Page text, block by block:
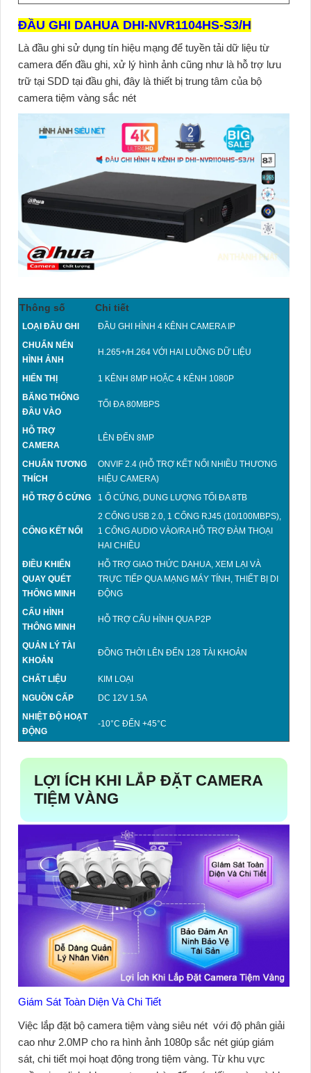
ĐẦU GHI DAHUA DHI-NVR1104HS-S3/H
Là đầu ghi sử dụng tín hiệu mạng để tuyền tải dữ liệu từ
camera đến đầu ghi, xử lý hình ảnh cũng như là hỗ trợ lưu
trữ tại SDD tại đầu ghi, đây là thiết bị trung tâm của bộ
camera tiệm vàng sắc nét
Thông số Chi tiết
LOẠI ĐẦU GHI
ĐẦU GHI HÌNH 4 KÊNH CAMERA IP
CHUẨN NÉN
HÌNH ẢNH
H.265+/H.264 VỚI HAI LUỒNG DỮ LIỆU
HIỂN THỊ
1 KÊNH 8MP HOẶC 4 KÊNH 1080P
BĂNG THÔNG
ĐẦU VÀO
TỐI ĐA 80MBPS
HỖ TRỢ
CAMERA
LÊN ĐẾN 8MP
CHUẨN TƯƠNG
THÍCH
ONVIF 2.4 (HỖ TRỢ KẾT NỐI NHIỀU THƯƠNG
HIỆU CAMERA)
HỖ TRỢ Ổ CỨNG
1 Ổ CỨNG, DUNG LƯỢNG TỐI ĐA 8TB
CỔNG KẾT NỐI
2 CỔNG USB 2.0, 1 CỔNG RJ45 (10/100MBPS),
1 CỔNG AUDIO VÀO/RA HỖ TRỢ ĐÀM THOẠI
HAI CHIỀU
ĐIỀU KHIỂN
QUAY QUÉT
THÔNG MINH
HỖ TRỢ GIAO THỨC DAHUA, XEM LẠI VÀ
TRỰC TIẾP QUA MẠNG MÁY TÍNH, THIẾT BỊ DI
ĐỘNG
CẤU HÌNH
THÔNG MINH
HỖ TRỢ CẤU HÌNH QUA P2P
QUẢN LÝ TÀI
KHOẢN
ĐỒNG THỜI LÊN ĐẾN 128 TÀI KHOẢN
CHẤT LIỆU
KIM LOẠI
NGUỒN CẤP
DC 12V 1.5A
NHIỆT ĐỘ HOẠT
ĐỘNG
-10°C ĐẾN +45°C
LỢI ÍCH KHI LẮP ĐẶT CAMERA
TIỆM VÀNG
Giám Sát Toàn Diện Và Chi Tiết
Việc lắp đặt bộ camera tiệm vàng siêu nét với độ phân giải
cao như 2.0MP cho ra hình ảnh 1080p sắc nét giúp giám
sát, chi tiết mọi hoạt động trong tiệm vàng. Từ khu vực